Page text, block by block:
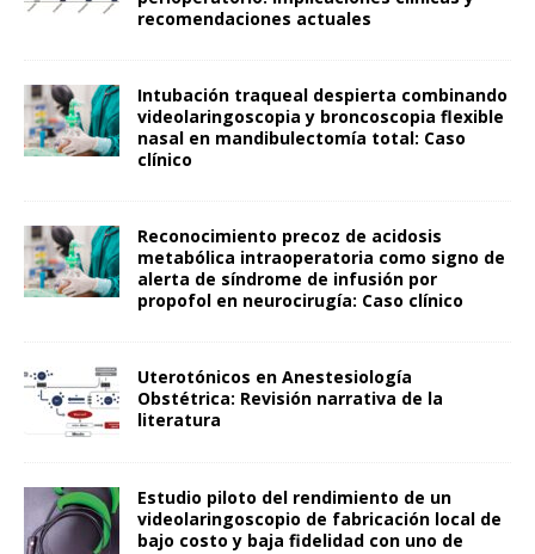
recomendaciones actuales
Intubación traqueal despierta combinando
videolaringoscopia y broncoscopia flexible
nasal en mandibulectomía total: Caso
clínico
Reconocimiento precoz de acidosis
metabólica intraoperatoria como signo de
alerta de síndrome de infusión por
propofol en neurocirugía: Caso clínico
Uterotónicos en Anestesiología
Obstétrica: Revisión narrativa de la
literatura
Estudio piloto del rendimiento de un
videolaringoscopio de fabricación local de
bajo costo y baja fidelidad con uno de